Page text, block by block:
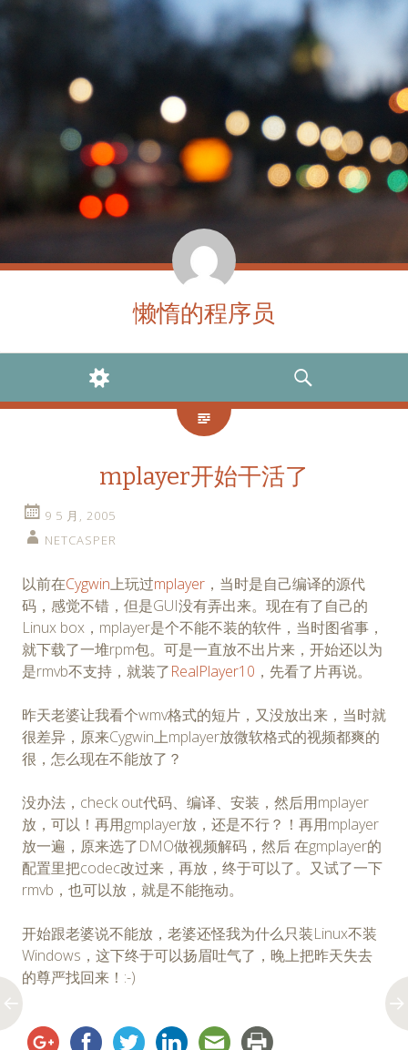
懒惰的程序员
WIDGETS
SEARCH
mplayer开始干活了
9 5 月, 2005
NETCASPER
以前在Cygwin上玩过mplayer ，当时是自己编译的源代
码，感觉不错，但是GUI没有弄出来。现在有了自己的
Linux box，mplayer是个不能不装的软件，当时图省事，
就下载了一堆rpm包。可是一直放不出片来，开始还以为
是rmvb不支持，就装了RealPlayer10 ，先看了片再说。
昨天老婆让我看个wmv格式的短片，又没放出来，当时就
很差异，原来Cygwin上mplayer放微软格式的视频都爽的
很，怎么现在不能放了？
没办法，check out代码、编译、安装，然后用mplayer
放，可以！再用gmplayer放，还是不行？！再用mplayer
放一遍，原来选了DMO做视频解码，然后 在gmplayer的
配置里把codec改过来，再放，终于可以了。又试了一下
rmvb，也可以放，就是不能拖动。
开始跟老婆说不能放，老婆还怪我为什么只装Linux不装
Windows，这下终于可以扬眉吐气了，晚上把昨天失去
的尊严找回来！:-)